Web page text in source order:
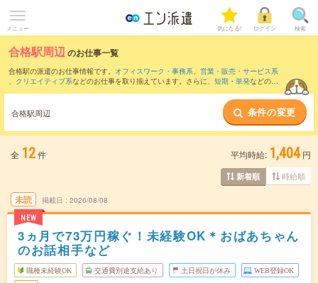
メニュー 気になる! ログイン 検索
合格駅周辺のお仕事一覧
合格駅の派遣のお仕事情報です。 オフィスワーク・事務系、 営業・販売・サービス系
、 クリエイティブ系などのお仕事を取り揃えています。さらに、 短期 ・ 単発などの期
また、藤枝駅
など近隣駅のお仕事もご確認
いただけます。
合格駅周辺 条件の変更
全 12件 平均時給: 1,404 円
新着順 時給順
未読
NEW
掲載日 2026/08/08
3ヵ月で73万円稼ぐ！未経験OK＊おばあちゃん
のお話相手など
職種未経験OK 交通費別途支給あり 土日祝日が休み WEB登録OK